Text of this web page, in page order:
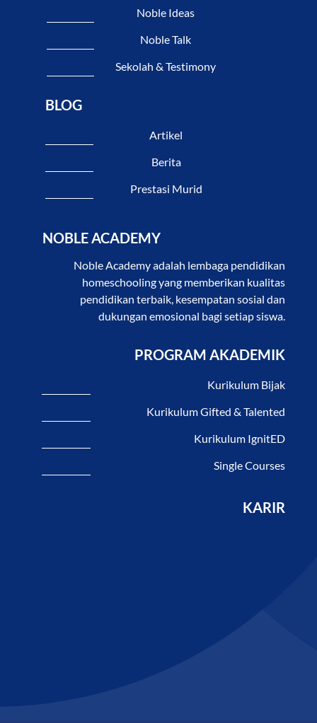
Noble Ideas
Noble Talk
Sekolah & Testimony
BLOG
Artikel
Berita
Prestasi Murid
NOBLE ACADEMY
Noble Academy adalah lembaga pendidikan
homeschooling yang memberikan kualitas
pendidikan terbaik, kesempatan sosial dan
dukungan emosional bagi setiap siswa.
PROGRAM AKADEMIK
Kurikulum Bijak
Kurikulum Gifted & Talented
Kurikulum IgnitED
Single Courses
KARIR